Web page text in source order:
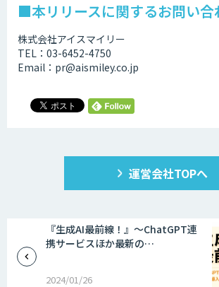
■本リリースに関するお問い合
株式会社アイスマイリー
TEL：03-6452-4750
Email：pr@aismiley.co.jp
運営会社TOPへ
『生成AI最前線！』～ChatGPT連
携サービスほか最新の…
2024/01/26